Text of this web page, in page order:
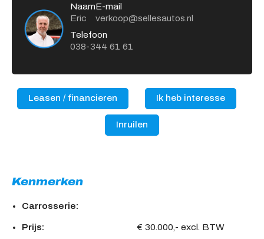
Naam
Eric
E-mail
verkoop@sellesautos.nl
Telefoon
038-344 61 61
Leasen / financieren Ik heb interesse
Inruilen
Kenmerken
Carrosserie:
Prijs: € 30.000,- excl. BTW